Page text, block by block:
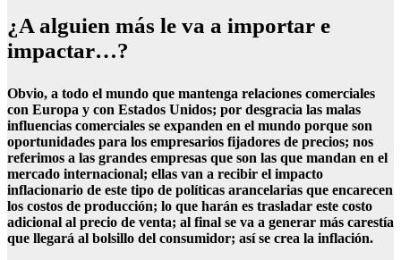
¿A alguien más le va a importar e
impactar…?
Obvio, a todo el mundo que mantenga relaciones comerciales
con Europa y con Estados Unidos; por desgracia las malas
influencias comerciales se expanden en el mundo porque son
oportunidades para los empresarios fijadores de precios; nos
referimos a las grandes empresas que son las que mandan en el
mercado internacional; ellas van a recibir el impacto
inflacionario de este tipo de políticas arancelarias que encarecen
los costos de producción; lo que harán es trasladar este costo
adicional al precio de venta; al final se va a generar más carestía
que llegará al bolsillo del consumidor; así se crea la inflación.